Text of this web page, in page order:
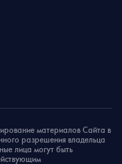
материалов Сайта в
разрешения владельца
лица могут быть